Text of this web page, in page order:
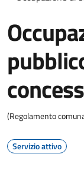
(Regolamento
Servizio attivo